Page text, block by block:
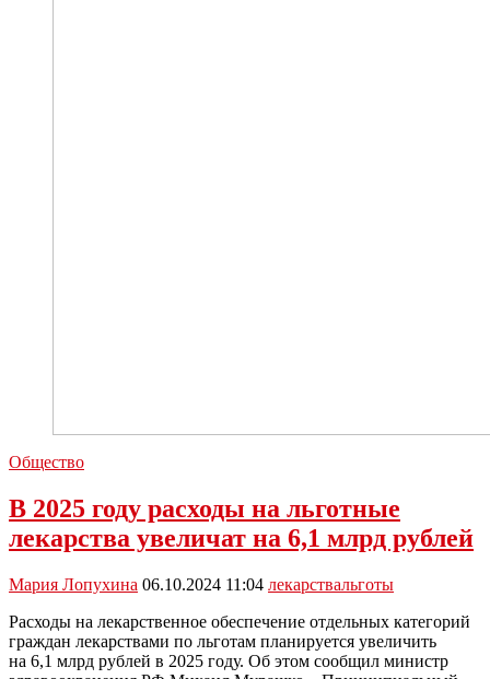
Общество
В 2025 году расходы на льготные
лекарства увеличат на 6,1 млрд рублей
Мария Лопухина 06.10.2024 11:04 лекарствальготы
Расходы на лекарственное обеспечение отдельных категорий
граждан лекарствами по льготам планируется увеличить
на 6,1 млрд рублей в 2025 году. Об этом сообщил министр